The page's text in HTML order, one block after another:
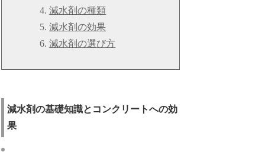
減水剤の種類
減水剤の効果
減水剤の選び方
減水剤の基礎知識とコンクリートへの効
果